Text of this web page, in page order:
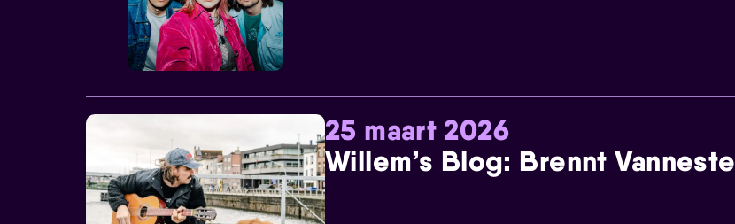
25 maart 2026
Willem’s Blog: Brennt Vanneste